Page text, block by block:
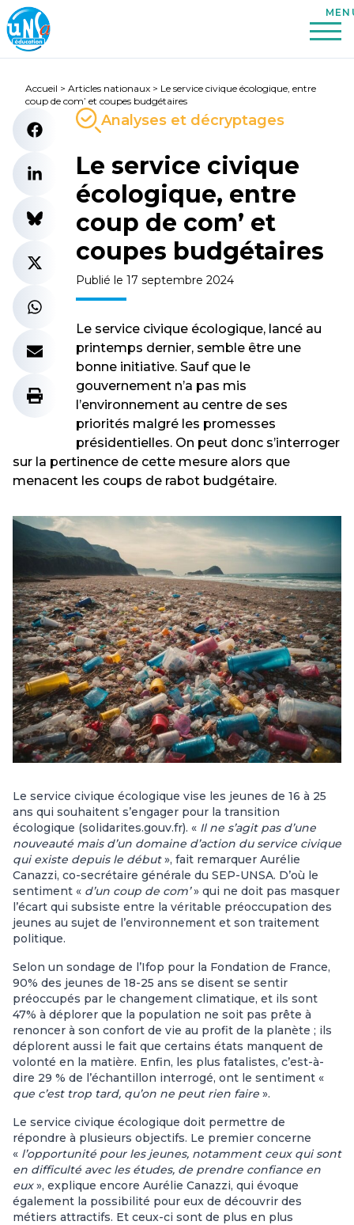
Accueil > Articles nationaux > Le service civique écologique, entre
coup de com’ et coupes budgétaires
Analyses et décryptages
Le service civique
écologique, entre
coup de com’ et
coupes budgétaires
Publié le 17 septembre 2024
Le service civique écologique, lancé au
printemps dernier, semble être une
bonne initiative. Sauf que le
gouvernement n’a pas mis
l’environnement au centre de ses
priorités malgré les promesses
présidentielles. On peut donc s’interroger
sur la pertinence de cette mesure alors que
menacent les coups de rabot budgétaire.
Le service civique écologique vise les jeunes de 16 à 25
ans qui souhaitent s’engager pour la transition
écologique (solidarites.gouv.fr). « Il ne s’agit pas d’une
nouveauté mais d’un domaine d’action du service civique
qui existe depuis le début», fait remarquer Aurélie
Canazzi, co-secrétaire générale du SEP-UNSA. D’où le
sentiment « d’un coup de com’» qui ne doit pas masquer
l’écart qui subsiste entre la véritable préoccupation des
jeunes au sujet de l’environnement et son traitement
politique.
Selon un sondage de l’Ifop pour la Fondation de France,
90% des jeunes de 18-25 ans se disent se sentir
préoccupés par le changement climatique, et ils sont
47% à déplorer que la population ne soit pas prête à
renoncer à son confort de vie au profit de la planète ; ils
déplorent aussi le fait que certains états manquent de
volonté en la matière. Enfin, les plus fatalistes, c’est-à-
dire 29 % de l’échantillon interrogé, ont le sentiment «
que c’est trop tard, qu’on ne peut rien faire ».
Le service civique écologique doit permettre de
répondre à plusieurs objectifs. Le premier concerne
« l’opportunité pour les jeunes, notamment ceux qui sont
en difficulté avec les études, de prendre confiance en
eux», explique encore Aurélie Canazzi, qui évoque
également la possibilité pour eux de découvrir des
métiers attractifs. Et ceux-ci sont de plus en plus